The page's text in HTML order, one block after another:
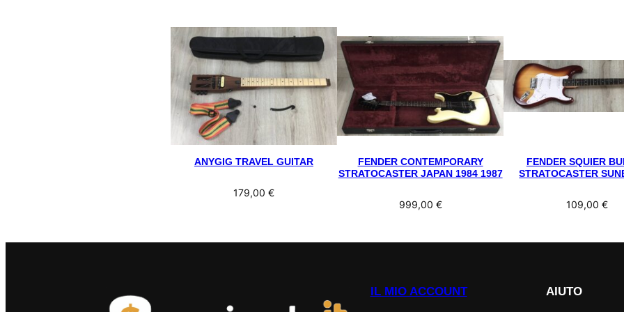
ANYGIG TRAVEL GUITAR
179,00 €
FENDER CONTEMPORARY
STRATOCASTER JAPAN 1984 1987
999,00 €
FENDER SQUIER
STRATOCASTER
109,00 €
IL MIO ACCOUNT AIUTO